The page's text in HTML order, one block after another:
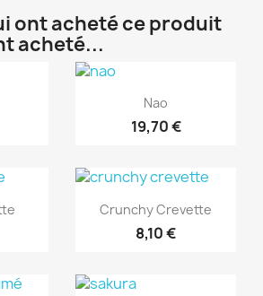
ont acheté ce produit
acheté...
Aperçu rapide
Nao
19,70 €
Aperçu rapide
Crunchy Crevette
8,10 €